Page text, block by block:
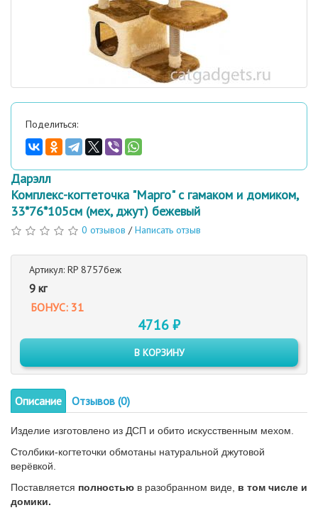
Поделиться:
Дарэлл
Комплекс-когтеточка "Марго" с гамаком и домиком,
33*76*105см (мех, джут) бежевый
0 отзывов /Написать отзыв
Артикул: RP 8757беж
9 кг
БОНУС: 31
4716 ₽
В КОРЗИНУ
Описание Отзывов (0)
Изделие изготовлено из ДСП и обито искусственным мехом.
Столбики-когтеточки обмотаны натуральной джутовой
верёвкой.
Поставляется полностью в разобранном виде, в том числе и
домики.